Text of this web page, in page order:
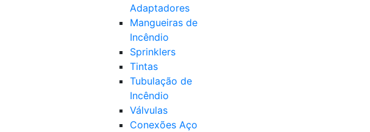
Adaptadores
Mangueiras de
Incêndio
Sprinklers
Tintas
Tubulação de
Incêndio
Válvulas
Conexões Aço